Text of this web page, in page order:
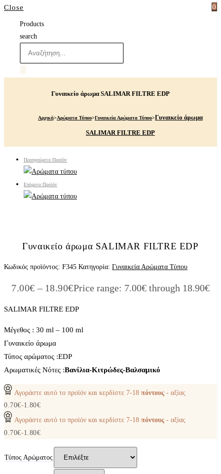
0
Close
Products
search
Γυναικείο άρωμα SALIMAR FILTRE EDP
Αρχική>Αρώματα Τύπου>Γυναικεία Αρώματα Τύπου>Γυναικείο άρωμα
SALIMAR FILTRE EDP
Προηγούμενο Προϊόν
Επόμενο Προϊόν
Γυναικείο άρωμα SALIMAR FILTRE EDP
Κωδικός προϊόντος: F345 Κατηγορία: Γυναικεία Αρώματα Τύπου
7.00€ – 18.90€Price range: 7.00€ through 18.90€
SALIMAR FILTRE EDP
Μέγεθος : 30 ml – 100 ml
Γυναικείο άρωμα
Τύπος αρώματος :ΕDP
Aρωματικές Νότες :Βανίλια-Κιτρώδες-Βαλσαμικό
Αγοράστε αυτό το προϊόν και κερδίστε 7-18 πόντους - αξίας
0.70€-1.80€
Αγοράστε αυτό το προϊόν και κερδίστε 7-18 πόντους - αξίας
0.70€-1.80€
Τύπος Αρώματος